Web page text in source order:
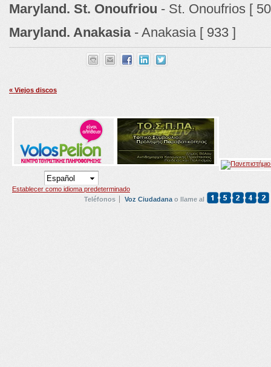
Maryland. St. Onoufriou - St. Onoufrios [
Maryland. Anakasia- Anakasia [ 933 ]
« Viejos discos
Establecer como idioma predeterminado
Teléfonos
Voz Ciudadana o llame al